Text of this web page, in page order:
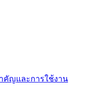
คัญและการใช้งาน